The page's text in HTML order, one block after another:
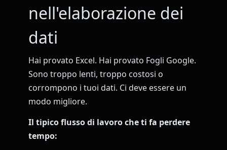
nell'elaborazione dei
dati
Hai provato Excel. Hai provato Fogli Google.
Sono troppo lenti, troppo costosi o
corrompono i tuoi dati. Ci deve essere un
modo migliore.
Il tipico flusso di lavoro che ti fa perdere
tempo: